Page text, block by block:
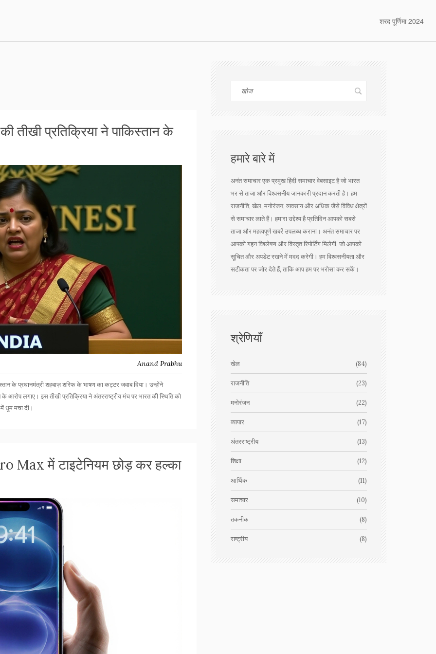
शरद पूर्णिमा 2024
तीखी प्रतिक्रिया ने पाकिस्तान के
Anand Prabhu
के प्रधानमंत्री शहबाज़ शरिफ के भाषण का कट्टर जवाब दिया। उन्होंने
लगाए। इस तीखी प्रतिक्रिया ने अंतरराष्ट्रीय मंच पर भारत की स्थिति को
धूम मचा दी।
में टाइटेनियम छोड़ कर हल्का
हमारे बारे में
अनंत समाचार एक प्रमुख हिंदी समाचार वेबसाइट है जो भारत
भर से ताजा और विश्वसनीय जानकारी प्रदान करती है। हम
राजनीति, खेल, मनोरंजन, व्यवसाय और अधिक जैसे विविध क्षेत्रों
से समाचार लाते हैं। हमारा उद्देश्य है प्रतिदिन आपको सबसे
ताजा और महत्वपूर्ण खबरें उपलब्ध कराना। अनंत समाचार पर
आपको गहन विश्लेषण और विस्तृत रिपोर्टिंग मिलेगी, जो आपको
सूचित और अपडेट रखने में मदद करेगी। हम विश्वसनीयता और
सटीकता पर जोर देते हैं, ताकि आप हम पर भरोसा कर सकें।
श्रेणियाँ
खेल (84)
राजनीति (23)
मनोरंजन (22)
व्यापार (17)
अंतरराष्ट्रीय (13)
शिक्षा (12)
आर्थिक (11)
समाचार (10)
तकनीक (8)
राष्ट्रीय (8)